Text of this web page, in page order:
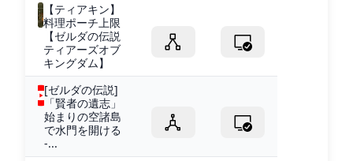
【ティアキン】
料理ポーチ上限
【ゼルダの伝説
ティアーズオブ
キングダム】
[ゼルダの伝説]
「賢者の遺志」
始まりの空諸島
で水門を開ける
-...